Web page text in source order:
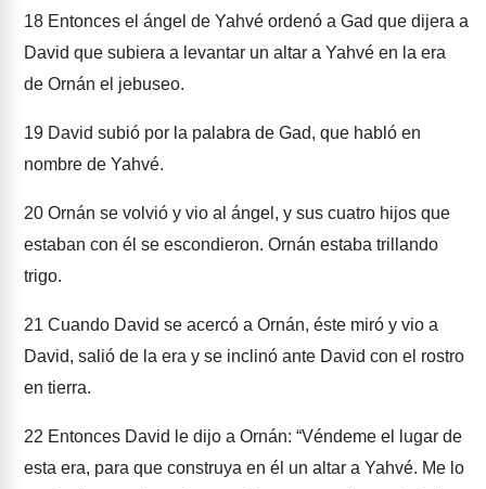
18 Entonces el ángel de Yahvé ordenó a Gad que dijera a
David que subiera a levantar un altar a Yahvé en la era
de Ornán el jebuseo.
19 David subió por la palabra de Gad, que habló en
nombre de Yahvé.
20 Ornán se volvió y vio al ángel, y sus cuatro hijos que
estaban con él se escondieron. Ornán estaba trillando
trigo.
21 Cuando David se acercó a Ornán, éste miró y vio a
David, salió de la era y se inclinó ante David con el rostro
en tierra.
22 Entonces David le dijo a Ornán: “Véndeme el lugar de
esta era, para que construya en él un altar a Yahvé. Me lo